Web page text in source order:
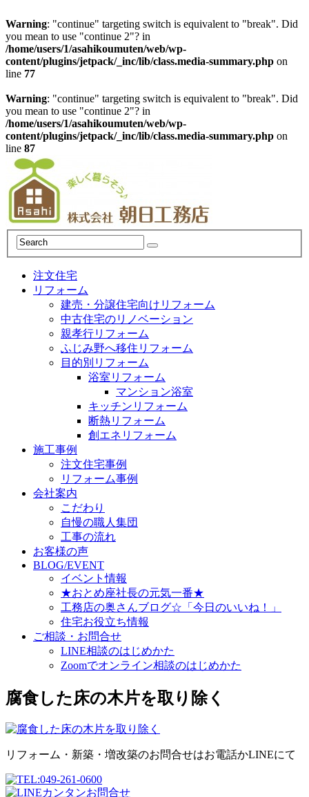
Warning: "continue" targeting switch is equivalent to "break". Did
you mean to use "continue 2"? in
/home/users/1/asahikoumuten/web/wp-
content/plugins/jetpack/_inc/lib/class.media-summary.php on
line 77
Warning: "continue" targeting switch is equivalent to "break". Did
you mean to use "continue 2"? in
/home/users/1/asahikoumuten/web/wp-
content/plugins/jetpack/_inc/lib/class.media-summary.php on
line 87
注文住宅
リフォーム
建売・分譲住宅向けリフォーム
中古住宅のリノベーション
親孝行リフォーム
ふじみ野へ移住リフォーム
目的別リフォーム
浴室リフォーム
マンション浴室
キッチンリフォーム
断熱リフォーム
創エネリフォーム
施工事例
注文住宅事例
リフォーム事例
会社案内
こだわり
自慢の職人集団
工事の流れ
お客様の声
BLOG/EVENT
イベント情報
★おとめ座社長の元気一番★
工務店の奥さんブログ☆「今日のいいね！」
住宅お役立ち情報
ご相談・お問合せ
LINE相談のはじめかた
Zoomでオンライン相談のはじめかた
腐食した床の木片を取り除く
リフォーム・新築・増改築のお問合せはお電話かLINEにて